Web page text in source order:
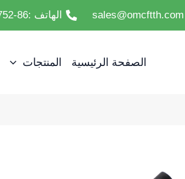
الهاتف :86-0752-389484889-86-0752-3894889
الصفحة الرئيسية المنتجات